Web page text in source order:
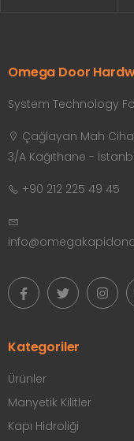
Omega Door
System Technology
Çağlayan Mah
3/A Kağıthane -
+90 212 225 49 45
Kategoriler
Ürünler
Manyetik Kilitler
Kapı Hidroliği